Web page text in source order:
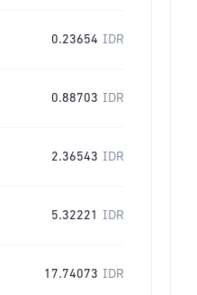
0.23654 IDR
0.88703 IDR
2.36543 IDR
5.32221 IDR
17.74073 IDR